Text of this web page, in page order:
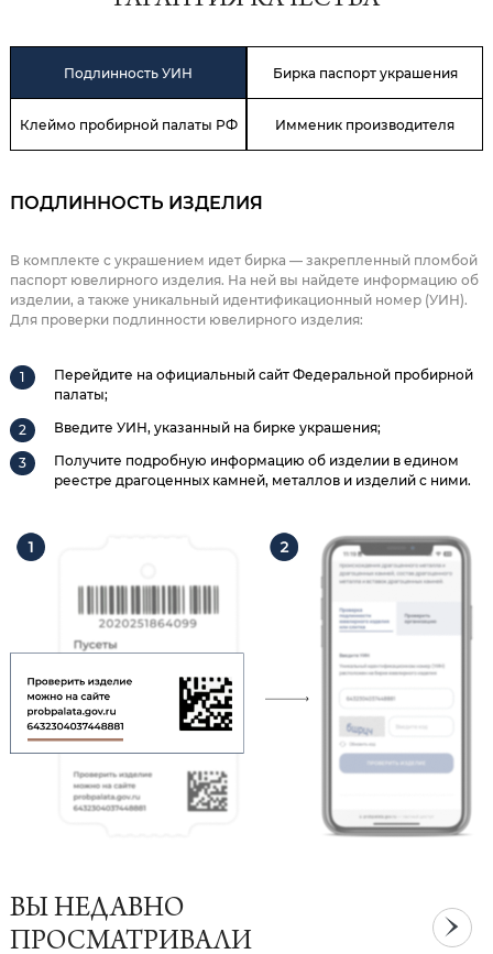
Подлинность УИН Бирка паспорт украшения
Клеймо пробирной палаты РФ Имменик производителя
ПОДЛИННОСТЬ ИЗДЕЛИЯ
В комплекте с украшением идет бирка — закрепленный пломбой
паспорт ювелирного изделия. На ней вы найдете информацию об
изделии, а также уникальный идентификационный номер (УИН).
Для проверки подлинности ювелирного изделия:
Перейдите на официальный сайт Федеральной пробирной
палаты;
Введите УИН, указанный на бирке украшения;
Получите подробную информацию об изделии в едином
реестре драгоценных камней, металлов и изделий с ними.
ВЫ НЕДАВНО
ПРОСМАТРИВАЛИ